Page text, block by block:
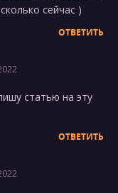
сейчас )
ОТВЕТИТЬ
статью на эту
ОТВЕТИТЬ